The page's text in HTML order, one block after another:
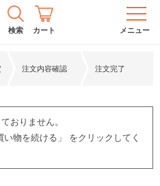
検索 カート メニュー
注文内容確認 注文完了
おりません。
物を続ける」 をクリックしてく